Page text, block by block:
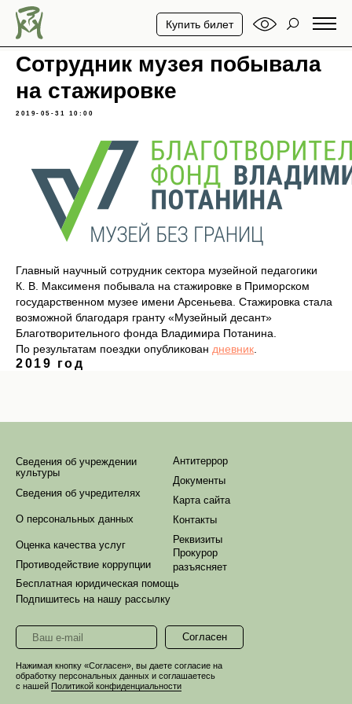
Купить билет
Сотрудник музея побывала
на стажировке
2019-05-31 10:00
Главный научный сотрудник сектора музейной педагогики
К. В. Максименя побывала на стажировке в Приморском
государственном музее имени Арсеньева. Стажировка стала
возможной благодаря гранту «Музейный десант»
Благотворительного фонда Владимира Потанина.
По результатам поездки опубликован дневник
2019 год
Нажимая кнопку «Согласен», вы даете согласие на
обработку персональных данных и соглашаетесь
с нашей Политикой конфиденциальности
Подпишитесь на нашу рассылку
Согласен
Реквизиты
Контакты
Карта сайта
Документы
Антитеррор
Противодействие коррупции
Оценка качества услуг
О персональных данных
Сведения об учредителях
Сведения об учреждении
культуры
Бесплатная юридическая помощь
Прокурор
разъясняет